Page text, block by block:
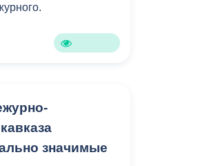
значимые